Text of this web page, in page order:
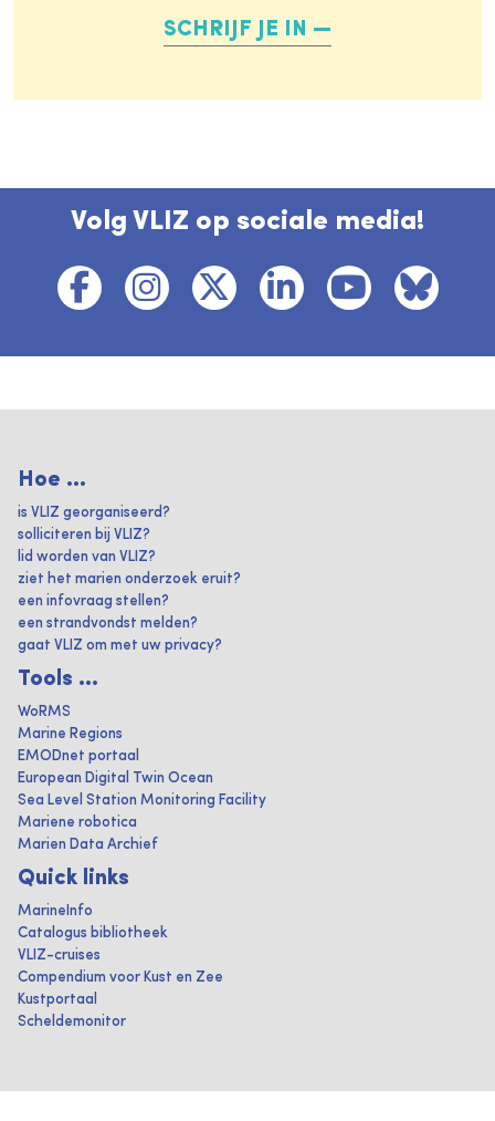
SCHRIJF JE IN
Volg VLIZ op sociale media!
Hoe ...
is VLIZ georganiseerd?
solliciteren bij VLIZ?
lid worden van VLIZ?
ziet het marien onderzoek eruit?
een infovraag stellen?
een strandvondst melden?
gaat VLIZ om met uw privacy?
Tools ...
WoRMS
Marine Regions
EMODnet portaal
European Digital Twin Ocean
Sea Level Station Monitoring Facility
Mariene robotica
Marien Data Archief
Quick links
MarineInfo
Catalogus bibliotheek
VLIZ-cruises
Compendium voor Kust en Zee
Kustportaal
Scheldemonitor